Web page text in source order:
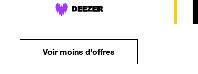
Voir moins d'offres